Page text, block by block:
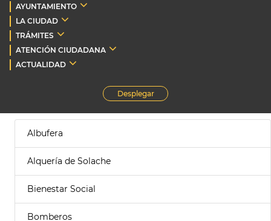
AYUNTAMIENTO
LA CIUDAD
TRÁMITES
ATENCIÓN CIUDADANA
ACTUALIDAD
Desplegar
Albufera
Alquería de Solache
Bienestar Social
Bomberos